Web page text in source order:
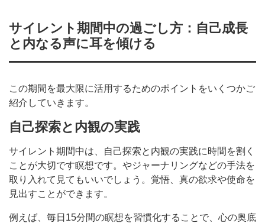
サイレント期間中の過ごし方：自己成長
と内なる声に耳を傾ける
この期間を最大限に活用するためのポイントをいくつかご
紹介していきます。
自己探索と内観の実践
サイレント期間中は、自己探索と内観の実践に時間を割く
ことが大切です瞑想です。やジャーナリングなどの手法を
取り入れて見てもいいでしょう。覚悟、真の欲求や使命を
見出すことができます。
例えば、毎日15分間の瞑想を習慣化することで、心の奥底